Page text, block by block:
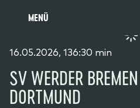
MENÜ
16.05.2026, 136:30 min
SV WERDER
DORTMUND